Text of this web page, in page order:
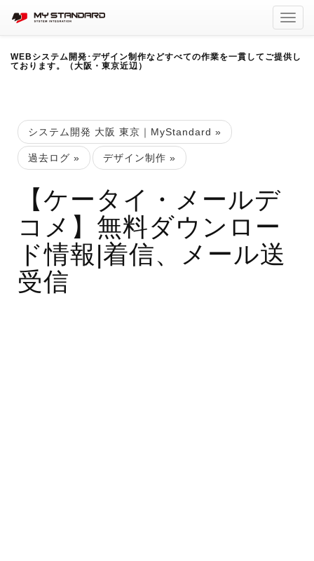
WEBシステム開発･デザイン制作などすべての作業を一貫してご提供し
ております。（大阪・東京近辺）
システム開発 大阪 東京｜MyStandard »
過去ログ » デザイン制作 »
【ケータイ・メールデ
コメ】無料ダウンロー
ド情報|着信、メール送
受信